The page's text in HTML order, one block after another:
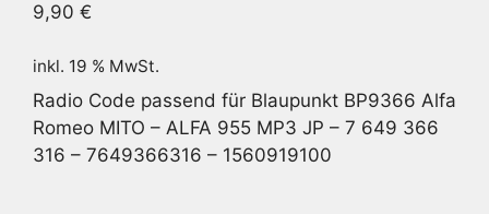
9,90 €
inkl. 19 % MwSt.
Radio Code passend für Blaupunkt BP9366 Alfa
Romeo MITO – ALFA 955 MP3 JP – 7 649 366
316 – 7649366316 – 1560919100